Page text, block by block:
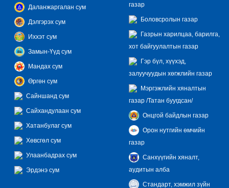
Даланжаргалан сум
Дэлгэрэх сум
Иххэт сум
Замын-Үүд сум
Мандах сум
Өргөн сум
Сайншанд сум
Сайхандулаан сум
Хатанбулаг сум
Хөвсгөл сум
Улаанбадрах сум
Эрдэнэ сум
газар
Боловсролын газар
Газрын харилцаа, барилга,
хот байгуулалтын газар
Гэр бүл, хүүхэд,
залуучуудын хөгжлийн газар
Мэргэжлийн хяналтын
газар /Татан буугдсан/
Онцгой байдлын газар
Орон нутгийн өмчийн
газар
Санхүүгийн хяналт,
аудитын алба
Стандарт, хэмжил зүйн